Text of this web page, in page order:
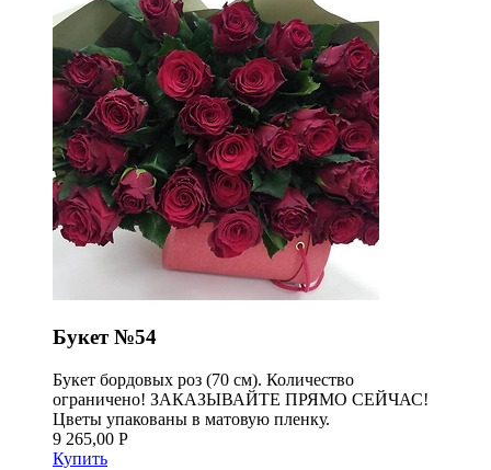
Букет №54
Букет бордовых роз (70 см). Количество
ограничено! ЗАКАЗЫВАЙТЕ ПРЯМО СЕЙЧАС!
Цветы упакованы в матовую пленку.
9 265,00 Р
Купить